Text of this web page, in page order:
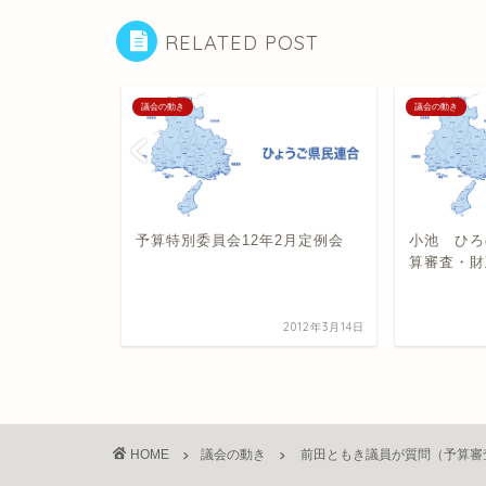
RELATED POST
議会の動き
予算特別委員会12年2月定例会
2012年3月14日
議会の動き
小池 ひろ
算審査・
HOME 議会の動き 前田ともき議員が質問（予算